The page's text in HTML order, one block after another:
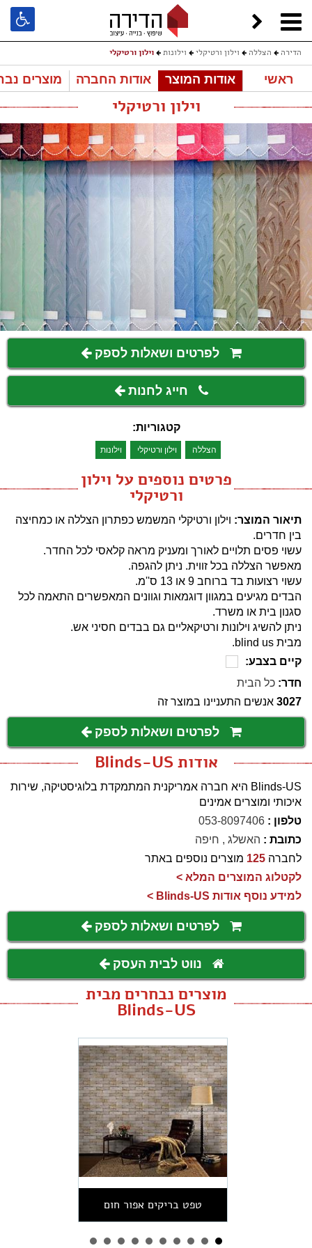
הדירה הצללה וילון ורטיקלי וילונות וילון ורטיקלי
ראשי אודות המוצר אודות החברה מוצרים
וילון ורטיקלי
לפרטים ושאלות לספק
חייג לחנות
קטגוריות:
הצללה וילון ורטיקלי וילונות
פרטים נוספים על וילון
ורטיקלי
תיאור המוצר: וילון ורטיקלי המשמש כפתרון הצללה או כמחיצה
בין חדרים.
עשוי פסים תלויים לאורך ומעניק מראה קלאסי לכל החדר.
מאפשר הצללה בכל זווית. ניתן להגפה.
עשוי רצועות בד ברוחב 9 או 13 ס''מ.
הבדים מגיעים במגוון דוגמאות וגוונים המאפשרים התאמה לכל
סגנון בית או משרד.
ניתן להשיג וילונות ורטיקאליים גם בבדים חסיני אש.
מבית blind us.
קיים בצבע:
חדר: כל הבית
3027 אנשים התעניינו במוצר זה
לפרטים ושאלות לספק
אודות Blinds-US
Blinds-US היא חברה אמריקנית המתמקדת בלוגיסטיקה, שירות
איכותי ומוצרים אמינים
טלפון : 053-8097406
כתובת : האשלג , חיפה
לחברה 125 מוצרים נוספים באתר
לקטלוג המוצרים המלא >
למידע נוסף אודות Blinds-US >
לפרטים ושאלות לספק
נווט לבית העסק
מוצרים נבחרים מבית
Blinds-US
טפט בריקים אפור חום